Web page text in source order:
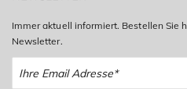
Immer aktuell informiert. Bestellen Sie
Newsletter.